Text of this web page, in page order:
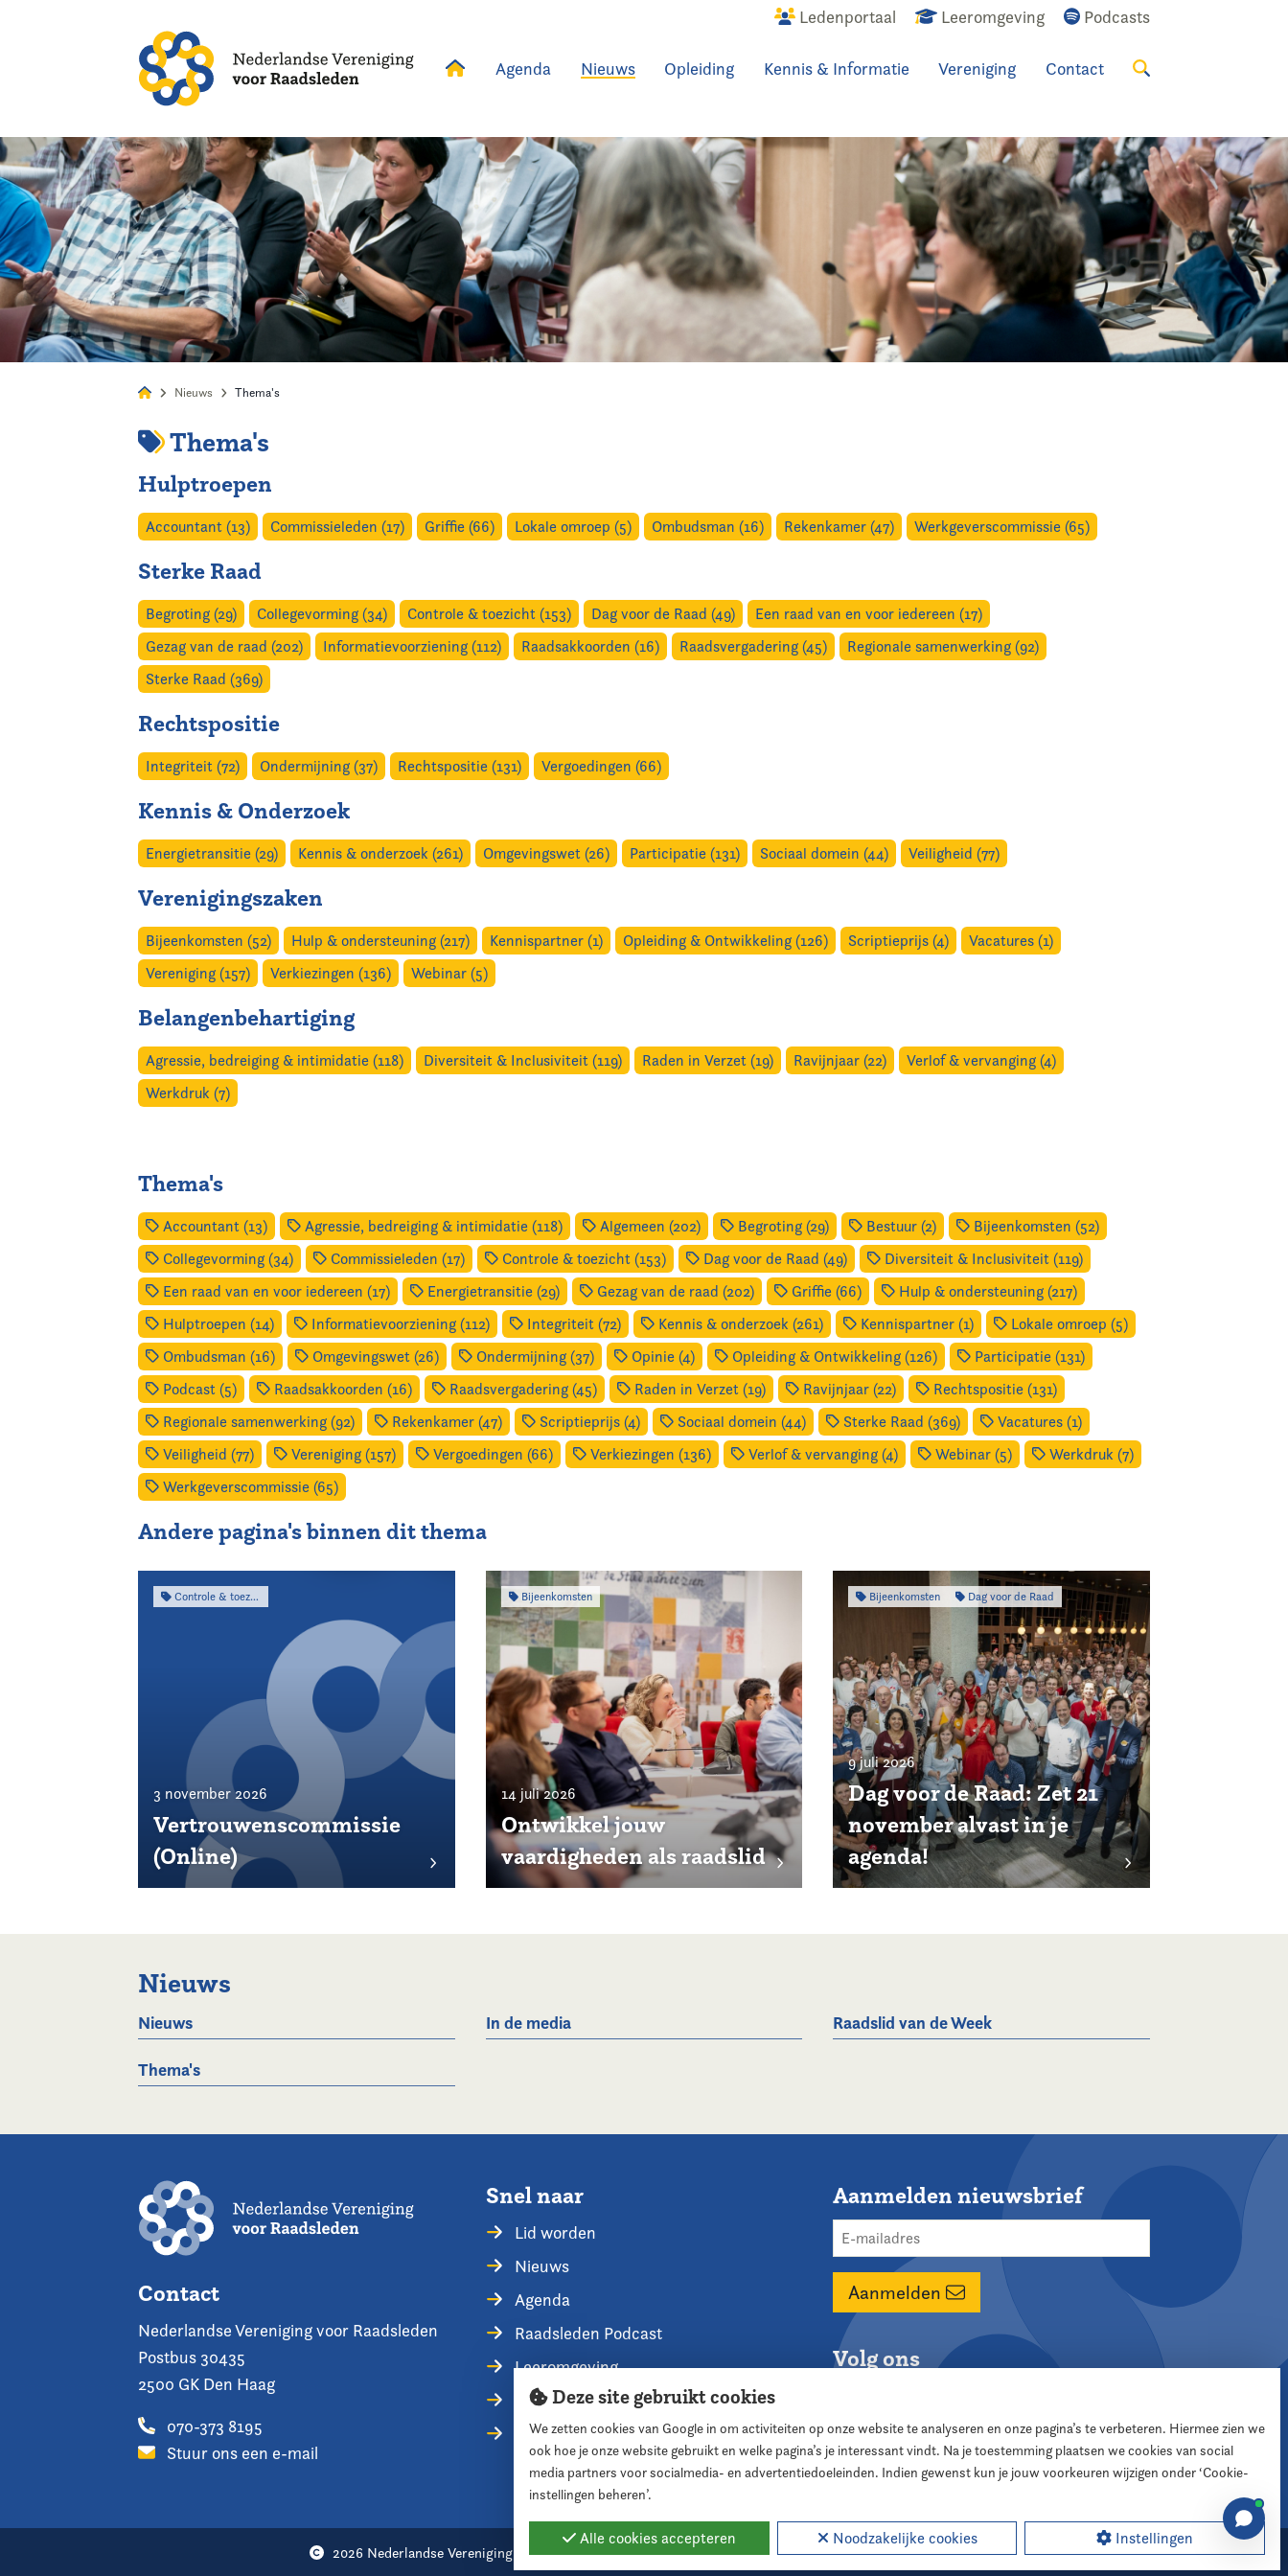
Ledenportaal Leeromgeving Podcasts
Agenda Nieuws Opleiding Kennis & Informatie Vereniging Contact
Alles Nieuws Agenda Raadslid
Kennis & Informatie
Nieuws Thema's
Thema's
Hulptroepen
Accountant (13) Commissieleden (17) Griffie (66) Lokale omroep (5) Ombudsman (16) Rekenkamer (47) Werkgeverscommissie (65)
Sterke Raad
Begroting (29) Collegevorming (34) Controle & toezicht (153) Dag voor de Raad (49)
Een raad van en voor iedereen (17)
Gezag van de raad (202)
Informatievoorziening (112) Raadsakkoorden (16) Raadsvergadering (45)
Regionale samenwerking (92)
Sterke Raad (369)
Rechtspositie
Integriteit (72) Ondermijning (37) Rechtspositie (131) Vergoedingen (66)
Kennis & Onderzoek
Energietransitie (29) Kennis & onderzoek (261) Omgevingswet (26) Participatie (131) Sociaal domein (44) Veiligheid (77)
Verenigingszaken
Bijeenkomsten (52) Hulp & ondersteuning (217) Kennispartner (1) Opleiding & Ontwikkeling (126) Scriptieprijs (4)
Vacatures (1)
Vereniging (157)
Verkiezingen (136) Webinar (5)
Belangenbehartiging
Agressie, bedreiging & intimidatie (118) Diversiteit & Inclusiviteit (119) Raden in Verzet (19) Ravijnjaar (22)
Verlof & vervanging (4)
Werkdruk (7)
Thema's
Accountant (13) Agressie, bedreiging & intimidatie (118) Algemeen (202) Begroting (29) Bestuur (2)
Bijeenkomsten (52)
Collegevorming (34)
Commissieleden (17) Controle & toezicht (153) Dag voor de Raad (49)
Diversiteit & Inclusiviteit (119)
Een raad van en voor iedereen (17)
Energietransitie (29) Gezag van de raad (202) Griffie (66)
Hulp & ondersteuning (217)
Hulptroepen (14)
Informatievoorziening (112) Integriteit (72) Kennis & onderzoek (261) Kennispartner (1)
Lokale omroep (5)
Ombudsman (16)
Omgevingswet (26) Ondermijning (37) Opinie (4) Opleiding & Ontwikkeling (126)
Participatie (131)
Podcast (5)
Raadsakkoorden (16) Raadsvergadering (45) Raden in Verzet (19) Ravijnjaar (22)
Rechtspositie (131)
Regionale samenwerking (92)
Rekenkamer (47) Scriptieprijs (4) Sociaal domein (44) Sterke Raad (369)
Vacatures (1)
Veiligheid (77)
Vereniging (157) Vergoedingen (66) Verkiezingen (136) Verlof & vervanging (4) Webinar (5)
Werkdruk (7)
Werkgeverscommissie (65)
Andere pagina's binnen dit thema
Controle & toezicht
3 november 2026
Vertrouwenscommissie
(Online)
Bijeenkomsten
14 juli 2026
Ontwikkel jouw
vaardigheden als raadslid
Bijeenkomsten Dag voor de Raad
9 juli 2026
Dag voor de Raad: Zet 21
november alvast in je
agenda!
Nieuws
Nieuws In de media Raadslid van de Week
Thema's
Contact
Nederlandse Vereniging voor Raadsleden
Postbus 30435
2500 GK Den Haag
070-373 8195
Stuur ons een e-mail
Snel naar
Lid worden
Nieuws
Agenda
Raadsleden Podcast
Leeromgeving
Privacyverklaring
Contact opnemen
Aanmelden nieuwsbrief
Aanmelden
Volg ons
2026 Nederlandse Vereniging voor Raadsleden Cookie instellingen Webdesign:XD designers
Deze site gebruikt cookies
We zetten cookies van Google in om activiteiten op onze website te analyseren en onze pagina’s te verbeteren. Hiermee zien we
ook hoe je onze website gebruikt en welke pagina’s je interessant vindt. Na je toestemming plaatsen we cookies van social
media partners voor socialmedia- en advertentiedoeleinden. Indien gewenst kun je jouw voorkeuren wijzigen onder ‘Cookie-
instellingen beheren’.
Alle cookies accepteren Noodzakelijke cookies Instellingen